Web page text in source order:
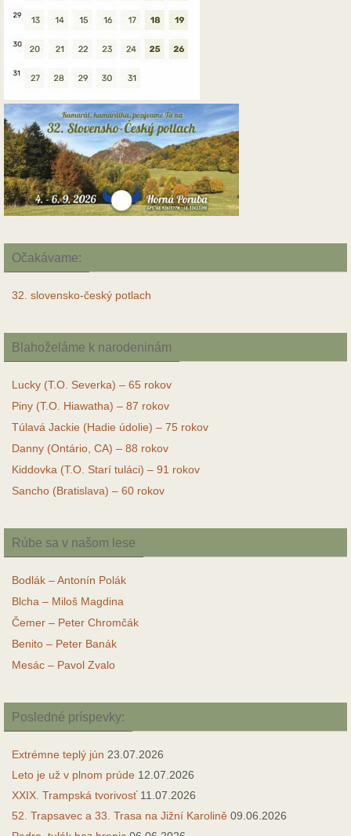
Očakávame:
32. slovensko-český potlach
Blahoželáme k narodeninám
Lucky (T.O. Severka) – 65 rokov
Piny (T.O. Hiawatha) – 87 rokov
Túlavá Jackie (Hadie údolie) – 75 rokov
Danny (Ontário, CA) – 88 rokov
Kiddovka (T.O. Starí tuláci) – 91 rokov
Sancho (Bratislava) – 60 rokov
Rúbe sa v našom lese
Bodlák – Antonín Polák
Blcha – Miloš Magdina
Čemer – Peter Chromčák
Benito – Peter Banák
Mesác – Pavol Zvalo
Posledné príspevky:
Extrémne teplý jún 23.07.2026
Leto je už v plnom prúde 12.07.2026
XXIX. Trampská tvorivosť 11.07.2026
52. Trapsavec a 33. Trasa na Jižní Karolině 09.06.2026